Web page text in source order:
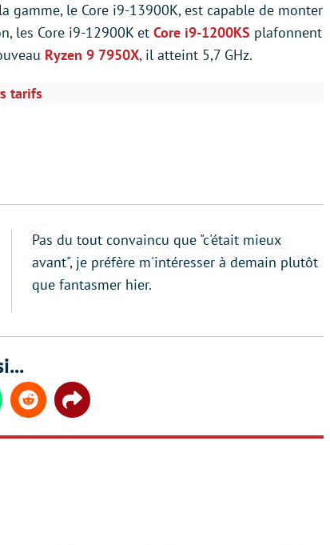
gamme, le Core i9-13900K, est capable de monter
les Core i9-12900K et Core i9-1200KS plafonnent
Ryzen 9 7950X, il atteint 5,7 GHz.
tarifs
Pas du tout convaincu que "c'était mieux
avant", je préfère m'intéresser à demain plutôt
que fantasmer hier.
Reddit Share